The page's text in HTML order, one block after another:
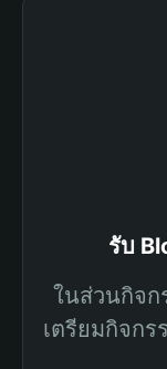
รับ
ในส่วนกิจก
เตรียมกิจกร